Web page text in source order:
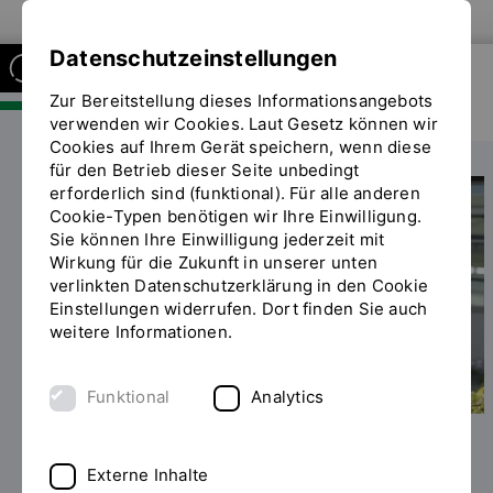
FAKULTÄT SOZIAL- UND
GESUNDHEITSWISSENSCHAFTEN
Datenschutzeinstellungen
Zur Bereitstellung dieses Informationsangebots
verwenden wir Cookies. Laut Gesetz können wir
Cookies auf Ihrem Gerät speichern, wenn diese
für den Betrieb dieser Seite unbedingt
erforderlich sind (funktional). Für alle anderen
Cookie-Typen benötigen wir Ihre Einwilligung.
Sie können Ihre Einwilligung jederzeit mit
Wirkung für die Zukunft in unserer unten
verlinkten Datenschutzerklärung in den Cookie
Einstellungen widerrufen. Dort finden Sie auch
weitere Informationen.
Funktional Analytics
Externe Inhalte